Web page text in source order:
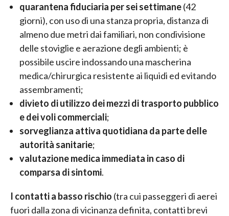
quarantena fiduciaria per sei settimane(42
giorni), con uso di una stanza propria, distanza di
almeno due metri dai familiari, non condivisione
delle stoviglie e aerazione degli ambienti; è
possibile uscire indossando una mascherina
medica/chirurgica resistente ai liquidi ed evitando
assembramenti;
divieto di utilizzo dei mezzi di trasporto pubblico
e dei voli commerciali;
sorveglianza attiva quotidiana da parte delle
autorità sanitarie;
valutazione medica immediata in caso di
comparsa di sintomi.
I contatti a basso rischio (tra cui passeggeri di aerei
fuori dalla zona di vicinanza definita, contatti brevi